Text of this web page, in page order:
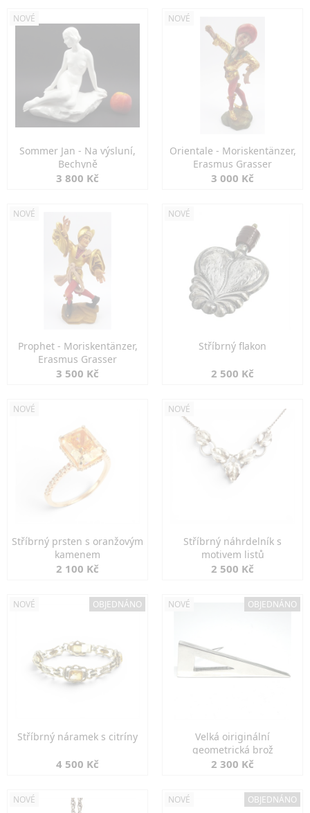
NOVÉ
Sommer Jan - Na výsluní,
Bechyně
3 800 Kč
NOVÉ
Orientale - Moriskentänzer,
Erasmus Grasser
3 000 Kč
NOVÉ
Prophet - Moriskentänzer,
Erasmus Grasser
3 500 Kč
NOVÉ
Stříbrný flakon
2 500 Kč
NOVÉ
Stříbrný prsten s oranžovým
kamenem
2 100 Kč
NOVÉ
Stříbrný náhrdelník s
motivem listů
2 500 Kč
NOVÉ OBJEDNÁNO
Stříbrný náramek s citríny
4 500 Kč
NOVÉ OBJEDNÁNO
Velká oiriginální
geometrická brož
2 300 Kč
NOVÉ NOVÉ OBJEDNÁNO